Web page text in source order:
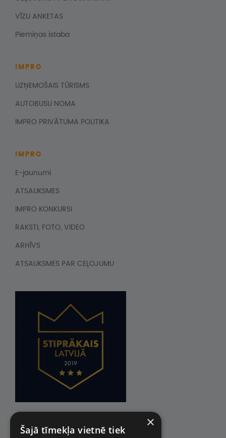
VĪZU ANKETAS
Piemiņas istaba
IMPRO
UZŅEMOŠAIS TŪRISMS
AUTOBUSU NOMA
IMPRO PRIVĀTUMA POLITIKA
IMPRO
E-jaunumi
ATSAUKSMES
IMPRO KONKURSI
RAKSTI, FOTO, VIDEO
ARHĪVS
ATSAUKSMES PAR CEĻOJUMU
×
Šajā tīmekļa vietnē tiek